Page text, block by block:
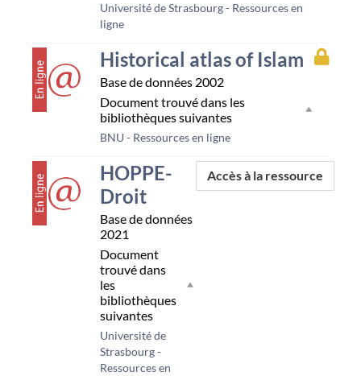
Université de Strasbourg - Ressources en
ligne
Historical atlas of Islam
Base de données 2002
Document trouvé dans les
bibliothèques suivantes
BNU - Ressources en ligne
Accès
à
HOPPE-
Droit
Base de données
2021
Document
trouvé dans
les
bibliothèques
suivantes
Université de
Strasbourg -
Ressources en
Accès à la ressource